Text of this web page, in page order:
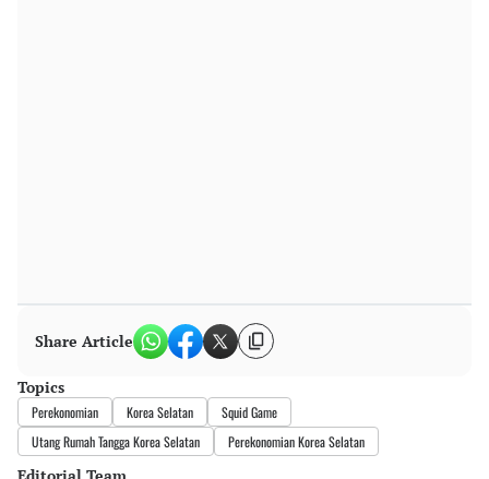
Share Article
Topics
Perekonomian Korea Selatan
Squid Game
Utang Rumah Tangga Korea Selatan
Perekonomian Korea Selatan